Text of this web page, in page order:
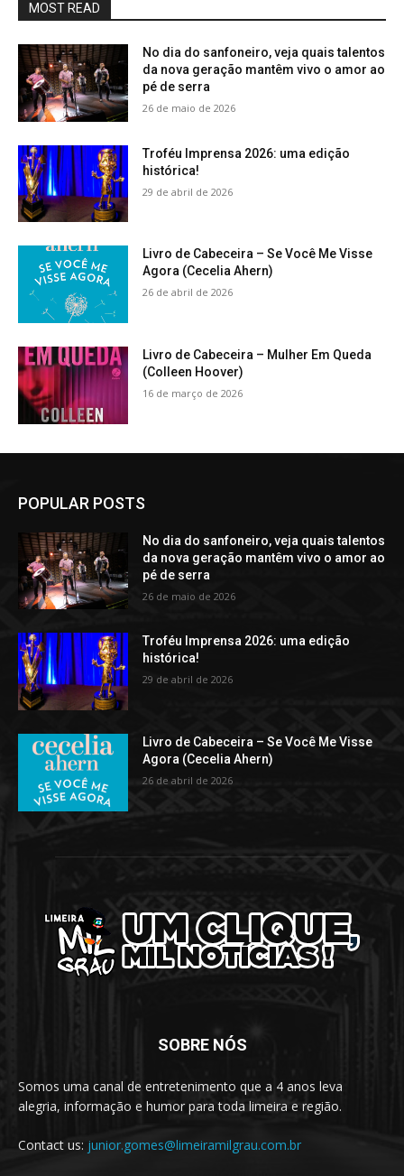
MOST READ
No dia do sanfoneiro, veja quais talentos
da nova geração mantêm vivo o amor ao
pé de serra
26 de maio de 2026
Troféu Imprensa 2026: uma edição
histórica!
29 de abril de 2026
Livro de Cabeceira – Se Você Me Visse
Agora (Cecelia Ahern)
26 de abril de 2026
Livro de Cabeceira – Mulher Em Queda
(Colleen Hoover)
16 de março de 2026
POPULAR POSTS
No dia do sanfoneiro, veja quais talentos
da nova geração mantêm vivo o amor ao
pé de serra
26 de maio de 2026
Troféu Imprensa 2026: uma edição
histórica!
29 de abril de 2026
Livro de Cabeceira – Se Você Me Visse
Agora (Cecelia Ahern)
26 de abril de 2026
SOBRE NÓS
Somos uma canal de entretenimento que a 4 anos leva
alegria, informação e humor para toda limeira e região.
Contact us: junior.gomes@limeiramilgrau.com.br